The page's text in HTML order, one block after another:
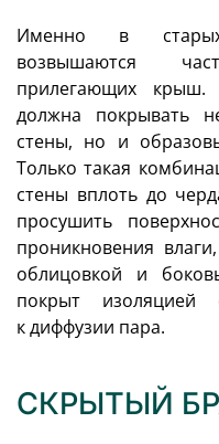
Именно в
возвышаются
прилегающих крыш.
должна покрывать
стены, но и
Только такая
стены вплоть до
просушить
проникновения
облицовкой и
покрыт изоляцией
к диффузии пара.
СКРЫТЫЙ